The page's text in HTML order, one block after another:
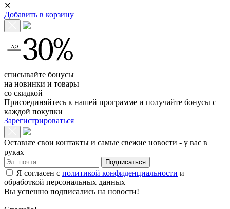
✕
Добавить в корзину
списывайте бонусы
на новинки и товары
со скидкой
Присоединяйтесь к нашей программе и получайте бонусы с
каждой покупки
Зарегистрироваться
Оставьте свои контакты и самые свежие новости - у вас в
руках
Подписаться
Я согласен с политикой конфиденциальности и
обработкой персональных данных
Вы успешно подписались на новости!